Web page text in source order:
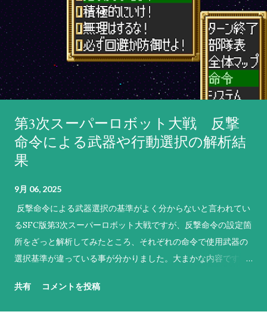
第3次スーパーロボット大戦 反撃
命令による武器や行動選択の解析結
果
9月 06, 2025
反撃命令による武器選択の基準がよく分からないと言われてい
るSFC版第3次スーパーロボット大戦ですが、反撃命令の設定箇
所をざっと解析してみたところ、それぞれの命令で使用武器の
選択基準が違っている事が分かりました。大まかな内容です
います（なお、原則として敵軍やNPCのパイロットは「必ず反
共有 コメントを投稿